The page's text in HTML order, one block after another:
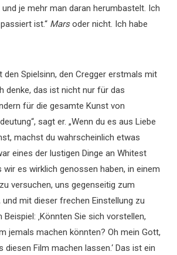
je mehr man daran herumbastelt. Ich
ist.“ Marsoder nicht. Ich habe
den Spielsinn, den Cregger erstmals mit
denke, das ist nicht nur für das
für die gesamte Kunst von
sagt er. „Wenn du es aus Liebe
machst du wahrscheinlich etwas
eines der lustigen Dinge an Whitest
wir es wirklich genossen haben, in einem
versuchen, uns gegenseitig zum
und mit dieser frechen Einstellung zu
‚Könnten Sie sich vorstellen,
jemals machen könnten? Oh mein Gott,
diesen Film machen lassen.‘ Das ist ein